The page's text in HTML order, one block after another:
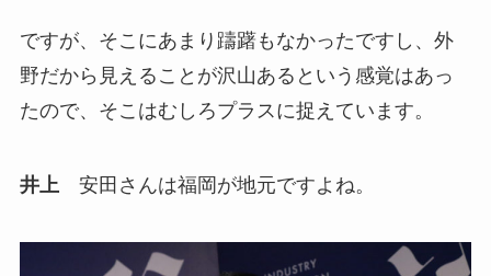
ですが、そこにあまり躊躇もなかったですし、外
野だから見えることが沢山あるという感覚はあっ
たので、そこはむしろプラスに捉えています。
井上 安田さんは福岡が地元ですよね。